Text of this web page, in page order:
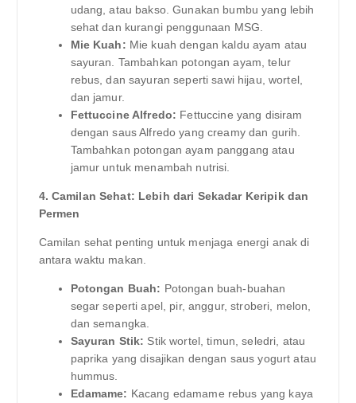
udang, atau bakso. Gunakan bumbu yang lebih
sehat dan kurangi penggunaan MSG.
Mie Kuah: Mie kuah dengan kaldu ayam atau
sayuran. Tambahkan potongan ayam, telur
rebus, dan sayuran seperti sawi hijau, wortel,
dan jamur.
Fettuccine Alfredo: Fettuccine yang disiram
dengan saus Alfredo yang creamy dan gurih.
Tambahkan potongan ayam panggang atau
jamur untuk menambah nutrisi.
4. Camilan Sehat: Lebih dari Sekadar Keripik dan
Permen
Camilan sehat penting untuk menjaga energi anak di
antara waktu makan.
Potongan Buah: Potongan buah-buahan
segar seperti apel, pir, anggur, stroberi, melon,
dan semangka.
Sayuran Stik: Stik wortel, timun, seledri, atau
paprika yang disajikan dengan saus yogurt atau
hummus.
Edamame: Kacang edamame rebus yang kaya